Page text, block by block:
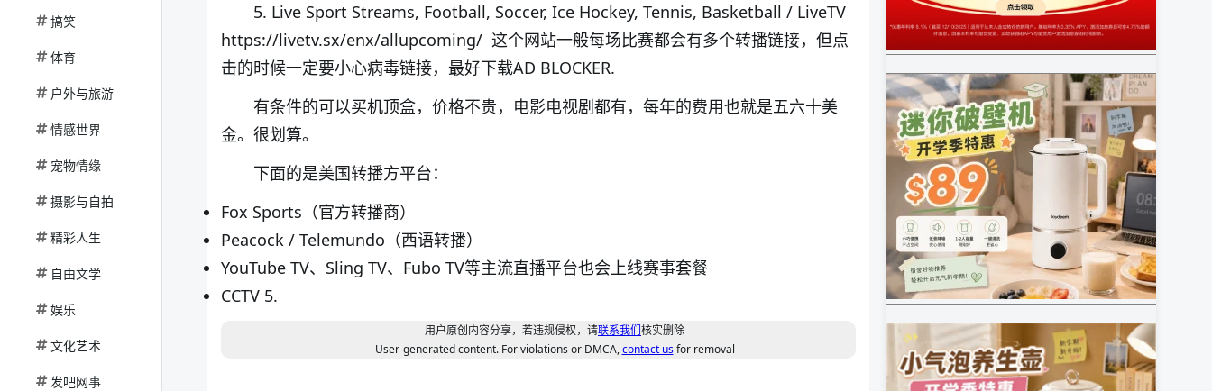
搞笑
体育
户外与旅游
情感世界
宠物情缘
摄影与自拍
精彩人生
自由文学
娱乐
文化艺术
发吧网事
5. Live Sport Streams, Football, Soccer, Ice Hockey, Tennis, Basketball / LiveTV
https://livetv.sx/enx/allupcoming/ 这个网站一般每场比赛都会有多个转播链接，但点
击的时候一定要小心病毒链接，最好下载AD BLOCKER.
有条件的可以买机顶盒，价格不贵，电影电视剧都有，每年的费用也就是五六十美
金。很划算。
下面的是美国转播方平台：
Fox Sports（官方转播商）
Peacock / Telemundo（西语转播）
YouTube TV、Sling TV、Fubo TV等主流直播平台也会上线赛事套餐
CCTV 5.
用户原创内容分享，若违规侵权，请联系我们核实删除
User-generated content. For violations or DMCA,contact usfor removal